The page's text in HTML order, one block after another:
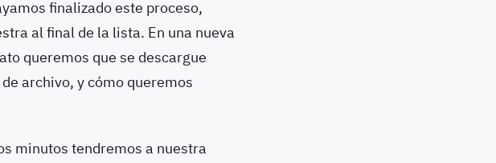
finalizado este proceso,
al final de la lista. En una nueva
queremos que se descargue
archivo, y cómo queremos
minutos tendremos a nuestra